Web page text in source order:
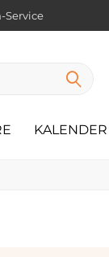
Service